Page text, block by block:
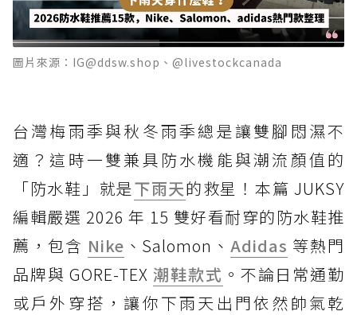
圖片來源：IG@ddsw.shop、@livestockcanada
台灣梅雨季與秋冬雨季總是讓雙腳悶濕不
適？這時一雙兼具防水機能與潮流顏值的
「防水鞋」就是下雨天的救星！本篇 JUKSY
編輯嚴選 2026 年 15 雙好看耐穿的防水鞋推
薦，包含 Nike 、Salomon、Adidas 等熱門
品牌與 GORE-TEX 潮鞋款式 。不論日常通勤
或戶外穿搭，讓你下雨天出門依然帥氣乾